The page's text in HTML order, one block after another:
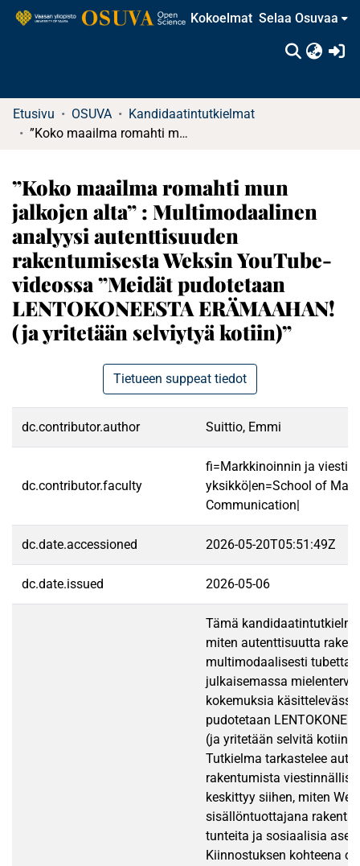
Kokoelmat Selaa Osuvaa
Etusivu OSUVA
Kandidaatintutkielmat
”Koko maailma romahti mun jalkojen alta” : Multimodaalinen analyysi autenttisuuden rakentumisesta Weksin YouTube-videossa ”Meidät pudotetaan LENTOKONEESTA ERÄMAAHAN! (ja yritetään selviytyä kotiin)”
”Koko maailma romahti mun
jalkojen alta” : Multimodaalinen
analyysi autenttisuuden
rakentumisesta Weksin YouTube-
videossa ”Meidät pudotetaan
LENTOKONEESTA ERÄMAAHAN!
(ja yritetään selviytyä kotiin)”
Tietueen suppeat tiedot
dc.contributor.author Suittio, Emmi
dc.contributor.faculty
fi=Markkinoinnin ja
yksikkö|en=School of
Communication|
dc.date.accessioned 2026-05-20T05:51:49Z
dc.date.issued 2026-05-06
Tämä
miten autenttisuutta
multimodaalisesti
julkaisemassa
kokemuksia
pudotetaan
(ja yritetään selvitä kotiin)
Tutkielma tarkastelee
rakentumista
keskittyy siihen, miten
sisällöntuottajana
tunteita ja sosiaalisia
Kiinnostuksen kohteena